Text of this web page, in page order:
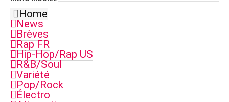
Home
News
Brèves
Rap FR
Hip-Hop/Rap US
R&B/Soul
Variété
Pop/Rock
Électro